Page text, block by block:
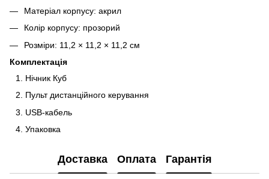
Матеріал корпусу: акрил
Колір корпусу: прозорий
Розміри: 11,2 × 11,2 × 11,2 см
Комплектація
Нічник Куб
Пульт дистанційного керування
USB-кабель
Упаковка
Доставка Оплата Гарантія